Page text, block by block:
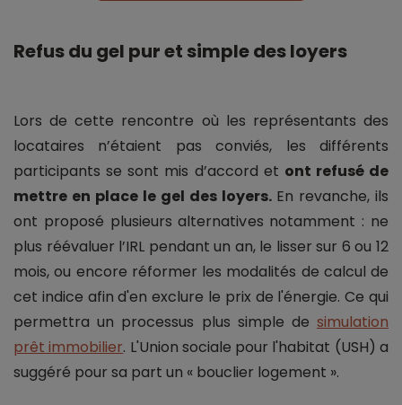
Refus du gel pur et simple des loyers
Lors de cette rencontre où les représentants des
locataires n’étaient pas conviés, les différents
participants se sont mis d’accord et ont refusé de
mettre en place le gel des loyers. En revanche, ils
ont proposé plusieurs alternatives notamment : ne
plus réévaluer l’IRL pendant un an, le lisser sur 6 ou 12
mois, ou encore réformer les modalités de calcul de
cet indice afin d'en exclure le prix de l'énergie. Ce qui
permettra un processus plus simple de simulation
prêt immobilier. L'Union sociale pour l'habitat (USH) a
suggéré pour sa part un « bouclier logement ».